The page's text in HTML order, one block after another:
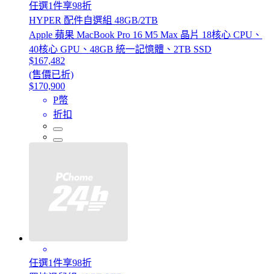
任選1件享98折
HYPER 配件自選組 48GB/2TB
Apple 蘋果 MacBook Pro 16 M5 Max 晶片 18核心 CPU、
40核心 GPU、48GB 統一記憶體、2TB SSD
$167,482
(售價已折)
$170,900
P幣
折扣
任選1件享98折